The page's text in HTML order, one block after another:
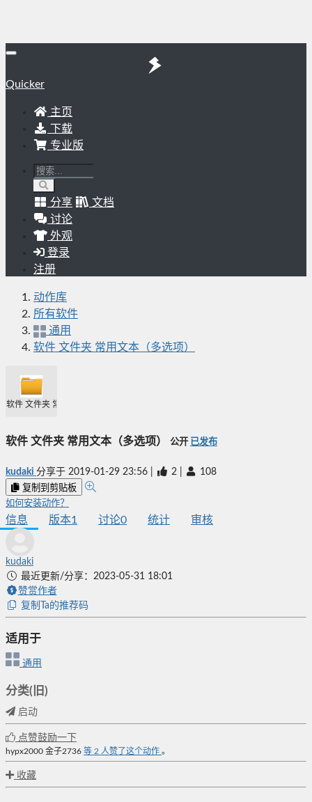
Quicker
主页
下载
专业版
分享
文档
讨论
外观
登录
注册
动作库
所有软件
通用
软件 文件夹 常用文本（多选项）
软件 文件夹 常用文本（多选项）
软件 文件夹 常用文本（多选项） 公开 已发布
kudaki 分享于 2019-01-29 23:56 2 108
复制到剪贴板
如何安装动作？
信息 版本1 讨论0 统计 审核
kudaki
最近更新/分享：2023-05-31 18:01
赞赏作者
复制Ta的推荐码
适用于
通用
分类(旧)
启动
点赞鼓励一下
hypx2000 金子2736 等 2 人赞了这个动作 。
收藏